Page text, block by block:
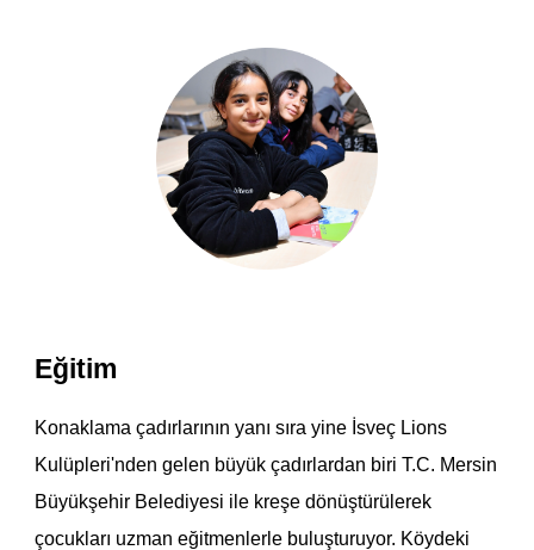
Eğitim
Konaklama çadırlarının yanı sıra yine İsveç Lions
Kulüpleri'nden gelen büyük çadırlardan biri T.C. Mersin
Büyükşehir Belediyesi ile kreşe dönüştürülerek
çocukları uzman eğitmenlerle buluşturuyor. Köydeki